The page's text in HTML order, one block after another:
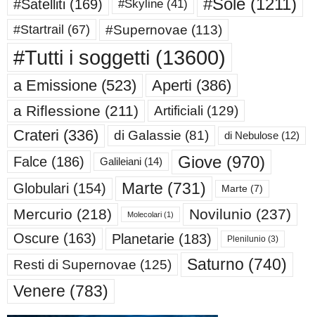
#Satelliti (169) #Skyline (41)
#Startrail (67) #Supernovae (113)
#Tutti i soggetti (13600)
a Emissione (523) Aperti (386)
a Riflessione (211) Artificiali (129)
Crateri (336) di Galassie (81) di Nebulose (12)
Falce (186) Galileiani (14) Giove (970)
Globulari (154) Marte (731) Marte (7)
Mercurio (218) Molecolari (1) Novilunio (237)
Oscure (163) Planetarie (183) Plenilunio (3)
Resti di Supernovae (125) Saturno (740)
Venere (783)